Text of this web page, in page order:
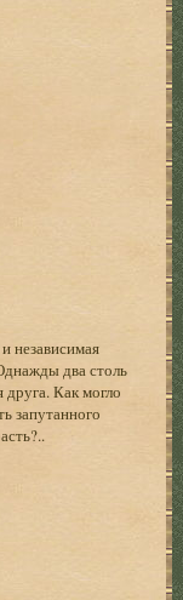
независимая
два столь
друга. Как могло
запутанного